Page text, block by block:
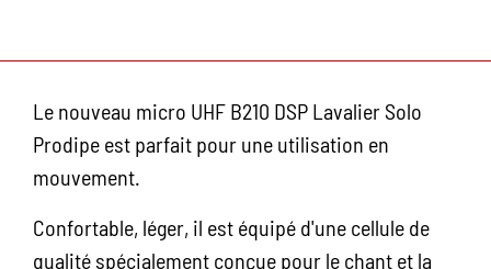
Le nouveau micro UHF B210 DSP Lavalier Solo
Prodipe est parfait pour une utilisation en
mouvement.
Confortable, léger, il est équipé d'une cellule de
qualité spécialement conçue pour le chant et la